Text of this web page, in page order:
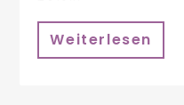
Weiterlesen